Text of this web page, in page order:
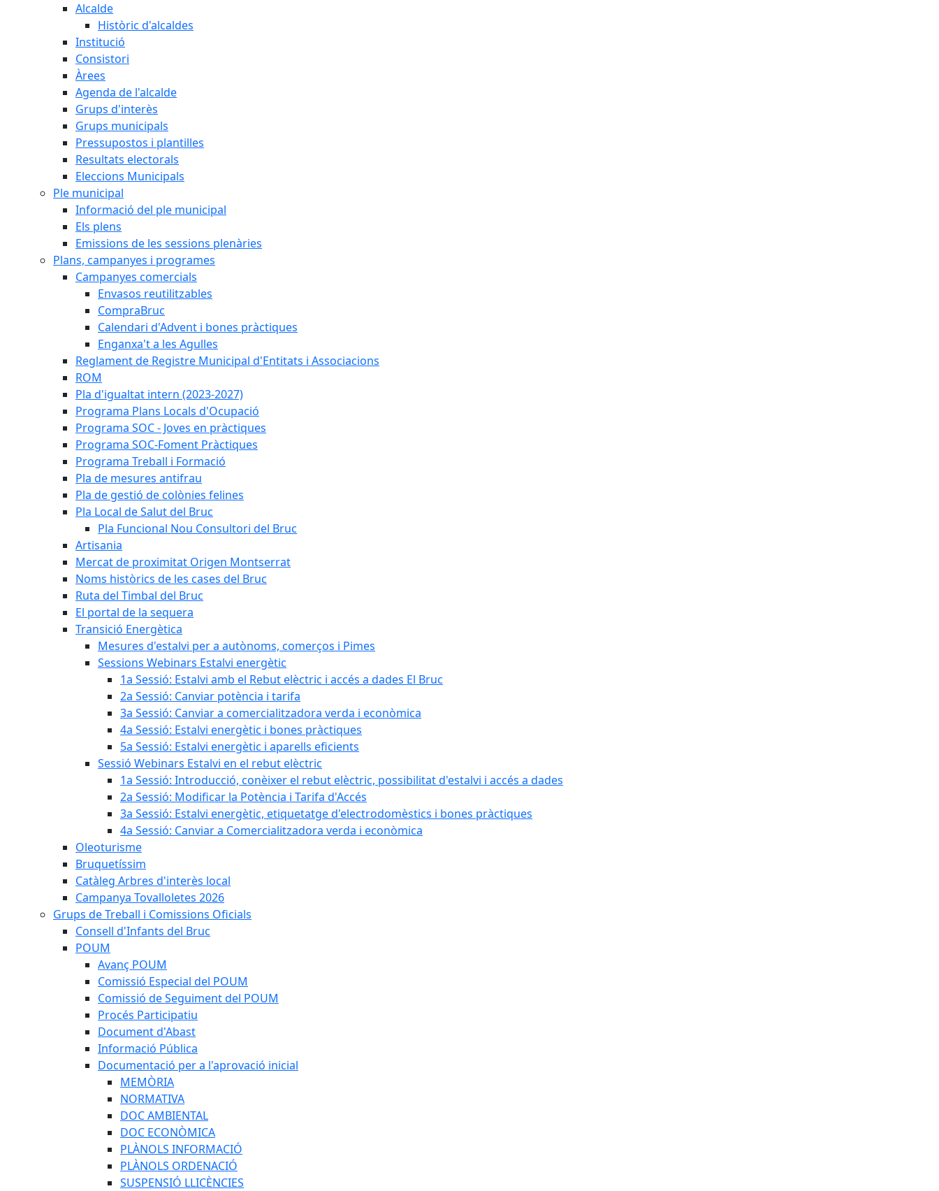
Alcalde
Històric d'alcaldes
Institució
Consistori
Àrees
Agenda de l'alcalde
Grups d'interès
Grups municipals
Pressupostos i plantilles
Resultats electorals
Eleccions Municipals
Ple municipal
Informació del ple municipal
Els plens
Emissions de les sessions plenàries
Plans, campanyes i programes
Campanyes comercials
Envasos reutilitzables
CompraBruc
Calendari d'Advent i bones pràctiques
Enganxa't a les Agulles
Reglament de Registre Municipal d'Entitats i Associacions
ROM
Pla d'igualtat intern (2023-2027)
Programa Plans Locals d'Ocupació
Programa SOC - Joves en pràctiques
Programa SOC-Foment Pràctiques
Programa Treball i Formació
Pla de mesures antifrau
Pla de gestió de colònies felines
Pla Local de Salut del Bruc
Pla Funcional Nou Consultori del Bruc
Artisania
Mercat de proximitat Origen Montserrat
Noms històrics de les cases del Bruc
Ruta del Timbal del Bruc
El portal de la sequera
Transició Energètica
Mesures d'estalvi per a autònoms, comerços i Pimes
Sessions Webinars Estalvi energètic
1a Sessió: Estalvi amb el Rebut elèctric i accés a dades El Bruc
2a Sessió: Canviar potència i tarifa
3a Sessió: Canviar a comercialitzadora verda i econòmica
4a Sessió: Estalvi energètic i bones pràctiques
5a Sessió: Estalvi energètic i aparells eficients
Sessió Webinars Estalvi en el rebut elèctric
1a Sessió: Introducció, conèixer el rebut elèctric, possibilitat d'estalvi i accés a dades
2a Sessió: Modificar la Potència i Tarifa d'Accés
3a Sessió: Estalvi energètic, etiquetatge d'electrodomèstics i bones pràctiques
4a Sessió: Canviar a Comercialitzadora verda i econòmica
Oleoturisme
Bruquetíssim
Catàleg Arbres d'interès local
Campanya Tovalloletes 2026
Grups de Treball i Comissions Oficials
Consell d'Infants del Bruc
POUM
Avanç POUM
Comissió Especial del POUM
Comissió de Seguiment del POUM
Procés Participatiu
Document d'Abast
Informació Pública
Documentació per a l'aprovació inicial
MEMÒRIA
NORMATIVA
DOC AMBIENTAL
DOC ECONÒMICA
PLÀNOLS INFORMACIÓ
PLÀNOLS ORDENACIÓ
SUSPENSIÓ LLICÈNCIES